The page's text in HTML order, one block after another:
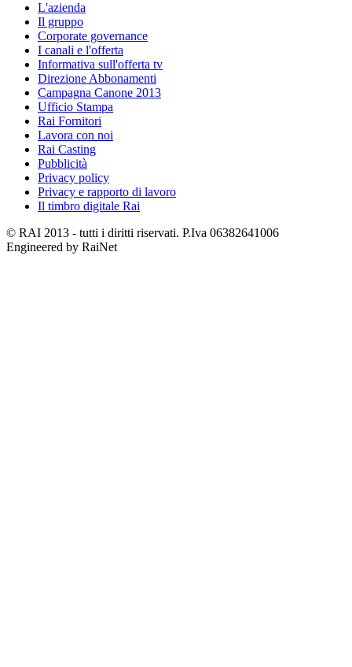
L'azienda
Il gruppo
Corporate governance
I canali e l'offerta
Informativa sull'offerta tv
Direzione Abbonamenti
Campagna Canone 2013
Ufficio Stampa
Rai Fornitori
Lavora con noi
Rai Casting
Pubblicità
Privacy policy
Privacy e rapporto di lavoro
Il timbro digitale Rai
© RAI 2013 - tutti i diritti riservati. P.Iva 06382641006
Engineered by RaiNet